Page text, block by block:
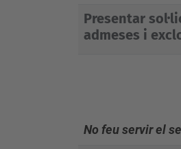
Presentar
admeses i
No feu servir el